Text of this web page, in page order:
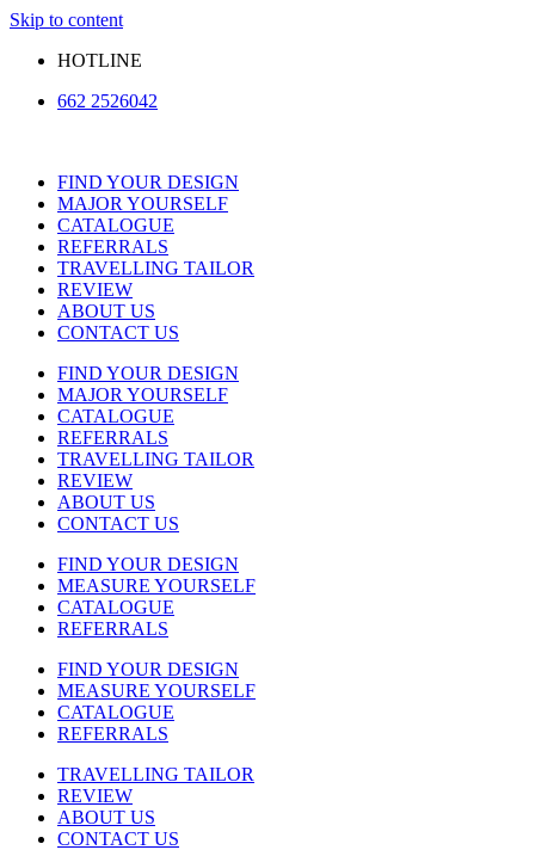
Skip to content
HOTLINE
662 2526042
FIND YOUR DESIGN
MAJOR YOURSELF
CATALOGUE
REFERRALS
TRAVELLING TAILOR
REVIEW
ABOUT US
CONTACT US
FIND YOUR DESIGN
MAJOR YOURSELF
CATALOGUE
REFERRALS
TRAVELLING TAILOR
REVIEW
ABOUT US
CONTACT US
FIND YOUR DESIGN
MEASURE YOURSELF
CATALOGUE
REFERRALS
FIND YOUR DESIGN
MEASURE YOURSELF
CATALOGUE
REFERRALS
TRAVELLING TAILOR
REVIEW
ABOUT US
CONTACT US